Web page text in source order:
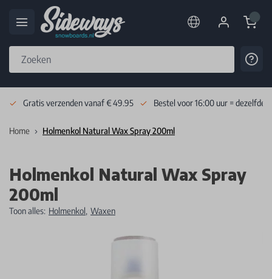
Cart
Gratis verzenden vanaf € 49.95 Bestel voor 16:00 uur = dezelfde
Home Holmenkol Natural Wax Spray 200ml
Holmenkol Natural Wax Spray
200ml
Toon alles: Holmenkol, Waxen